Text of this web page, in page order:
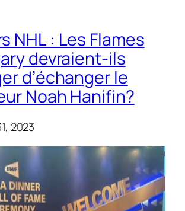
NHL : Les Flames
devraient-ils
d’échanger le
Noah Hanifin?
2023